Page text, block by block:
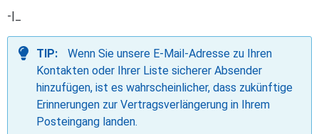
-|_
TIP:
Wenn Sie unsere E-Mail-Adresse zu Ihren
Kontakten oder Ihrer Liste sicherer Absender
hinzufügen, ist es wahrscheinlicher, dass zukünftige
Erinnerungen zur Vertragsverlängerung in Ihrem
Posteingang landen.